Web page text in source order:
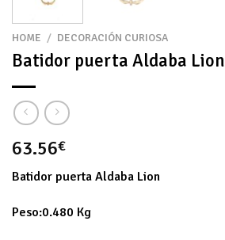
HOME / DECORACIÓN CURIOSA
Batidor puerta Aldaba Lion
63.56€
Batidor puerta Aldaba Lion
Peso:0.480 Kg